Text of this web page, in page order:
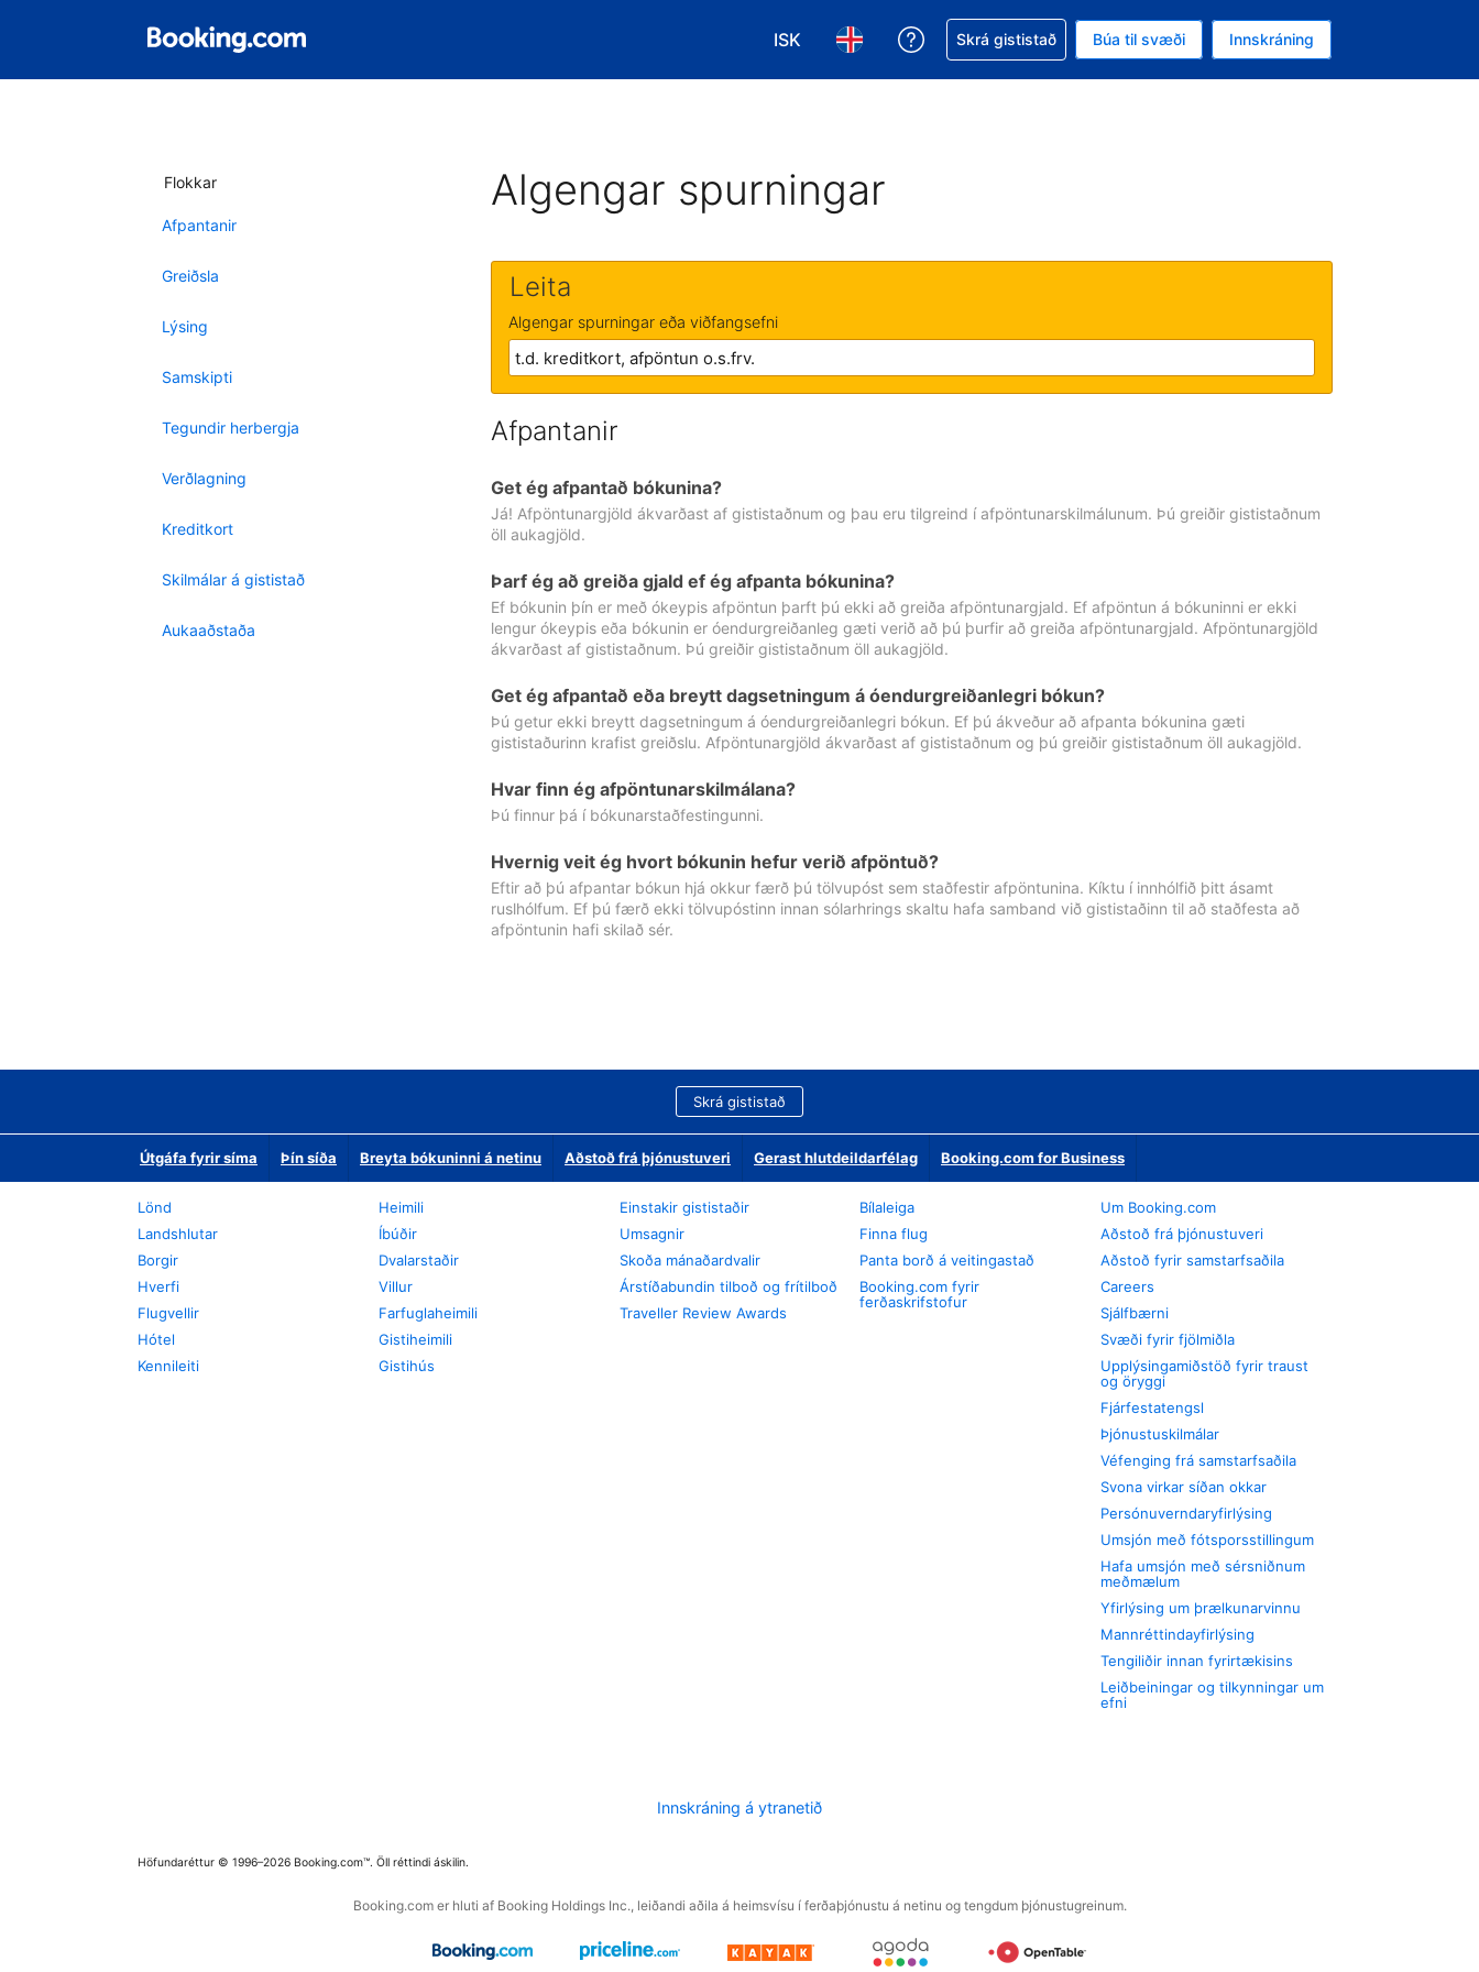
ISK
Veldu gjaldmiðil. Í augnablikinu er gjaldmiðillinn Íslensk króna
Veldu þitt tungumál. Í augnablikinu er tungumál þitt Íslensku
Fá aðstoð við bókunina
Skrá gististað Búa til svæði Innskráning
Flokkar
Afpantanir
Greiðsla
Lýsing
Samskipti
Tegundir herbergja
Verðlagning
Kreditkort
Skilmálar á gististað
Aukaaðstaða
Algengar spurningar
Leita
Algengar spurningar eða viðfangsefni
Afpantanir
Get ég afpantað bókunina?
Já! Afpöntunargjöld ákvarðast af gististaðnum og þau eru tilgreind í afpöntunarskilmálunum. Þú greiðir gististaðnum
öll aukagjöld.
Þarf ég að greiða gjald ef ég afpanta bókunina?
Ef bókunin þín er með ókeypis afpöntun þarft þú ekki að greiða afpöntunargjald. Ef afpöntun á bókuninni er ekki
lengur ókeypis eða bókunin er óendurgreiðanleg gæti verið að þú þurfir að greiða afpöntunargjald. Afpöntunargjöld
ákvarðast af gististaðnum. Þú greiðir gististaðnum öll aukagjöld.
Get ég afpantað eða breytt dagsetningum á óendurgreiðanlegri bókun?
Þú getur ekki breytt dagsetningum á óendurgreiðanlegri bókun. Ef þú ákveður að afpanta bókunina gæti
gististaðurinn krafist greiðslu. Afpöntunargjöld ákvarðast af gististaðnum og þú greiðir gististaðnum öll aukagjöld.
Hvar finn ég afpöntunarskilmálana?
Þú finnur þá í bókunarstaðfestingunni.
Hvernig veit ég hvort bókunin hefur verið afpöntuð?
Eftir að þú afpantar bókun hjá okkur færð þú tölvupóst sem staðfestir afpöntunina. Kíktu í innhólfið þitt ásamt
ruslhólfum. Ef þú færð ekki tölvupóstinn innan sólarhrings skaltu hafa samband við gististaðinn til að staðfesta að
afpöntunin hafi skilað sér.
Skrá gististað
Útgáfa fyrir síma Þín síða Breyta bókuninni á netinu Aðstoð frá þjónustuveri Gerast hlutdeildarfélag Booking.com for Business
Lönd
Landshlutar
Borgir
Hverfi
Flugvellir
Hótel
Kennileiti
Heimili
Íbúðir
Dvalarstaðir
Villur
Farfuglaheimili
Gistiheimili
Gistihús
Einstakir gististaðir
Umsagnir
Skoða mánaðardvalir
Árstíðabundin tilboð og frítilboð
Traveller Review Awards
Bílaleiga
Finna flug
Panta borð á veitingastað
Booking.com fyrir
ferðaskrifstofur
Um Booking.com
Aðstoð frá þjónustuveri
Aðstoð fyrir samstarfsaðila
Careers
Sjálfbærni
Svæði fyrir fjölmiðla
Upplýsingamiðstöð fyrir traust
og öryggi
Fjárfestatengsl
Þjónustuskilmálar
Véfenging frá samstarfsaðila
Svona virkar síðan okkar
Persónuverndaryfirlýsing
Umsjón með fótsporsstillingum
Hafa umsjón með sérsniðnum
meðmælum
Yfirlýsing um þrælkunarvinnu
Mannréttindayfirlýsing
Tengiliðir innan fyrirtækisins
Leiðbeiningar og tilkynningar um
efni
Innskráning á ytranetið
Höfundaréttur © 1996–2026 Booking.com™. Öll réttindi áskilin.
Booking.com er hluti af Booking Holdings Inc., leiðandi aðila á heimsvísu í ferðaþjónustu á netinu og tengdum þjónustugreinum.